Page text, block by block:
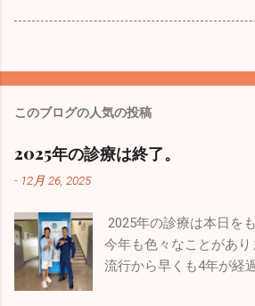
このブログの人気の投稿
2025年の診療は終了。
- 12月 26, 2025
2025年の診療は本日を
今年も色々なことがあ
流行から早くも4年が経